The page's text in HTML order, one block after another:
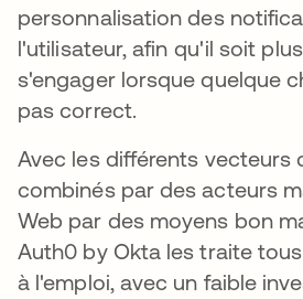
personnalisation des
l'utilisateur, afin qu'il soit
s'engager lorsque quelque
pas correct.
Avec les différents vecteurs
combinés par des acteurs
Web par des moyens bon
Auth0 by Okta les traite
à l'emploi, avec un faible